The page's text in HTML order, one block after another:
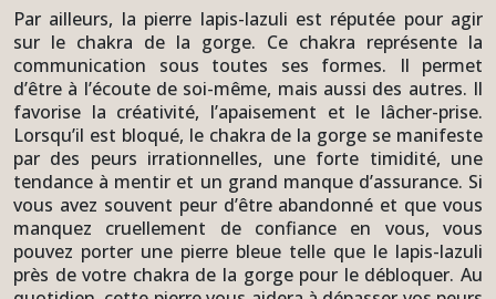
Par ailleurs, la pierre lapis-lazuli est réputée pour agir
sur le chakra de la gorge. Ce chakra représente la
communication sous toutes ses formes. Il permet
d’être à l’écoute de soi-même, mais aussi des autres. Il
favorise la créativité, l’apaisement et le lâcher-prise.
Lorsqu’il est bloqué, le chakra de la gorge se manifeste
par des peurs irrationnelles, une forte timidité, une
tendance à mentir et un grand manque d’assurance. Si
vous avez souvent peur d’être abandonné et que vous
manquez cruellement de confiance en vous, vous
pouvez porter une pierre bleue telle que le lapis-lazuli
près de votre chakra de la gorge pour le débloquer. Au